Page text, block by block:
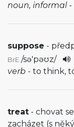
noun, informal -
suppose -
BrE /sə'pəʊz/
verb - to think,
treat - chovat
zacházet (s